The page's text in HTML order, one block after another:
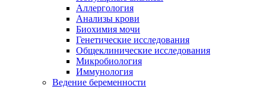
Аллергология
Анализы крови
Биохимия мочи
Генетические исследования
Общеклинические исследования
Микробиология
Иммунология
Ведение беременности